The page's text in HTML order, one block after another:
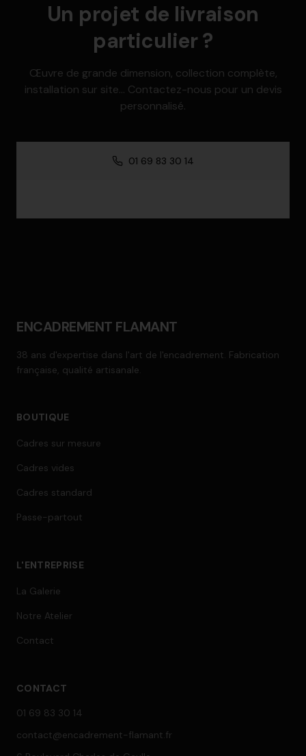
Un projet de livraison
particulier ?
Œuvre de grande dimension, collection complète,
installation sur site... Contactez-nous pour un devis
personnalisé.
01 69 83 30 14
ENCADREMENT FLAMANT
38 ans d'expertise dans l'art de l'encadrement. Fabrication
française, qualité artisanale.
BOUTIQUE
Cadres sur mesure
Cadres vides
Cadres standard
Passe-partout
L'ENTREPRISE
La Galerie
Notre Atelier
Contact
CONTACT
01 69 83 30 14
contact@encadrement-flamant.fr